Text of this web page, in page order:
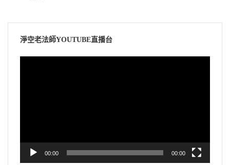
淨空老法師YOUTUBE直播台
00:00 00:00